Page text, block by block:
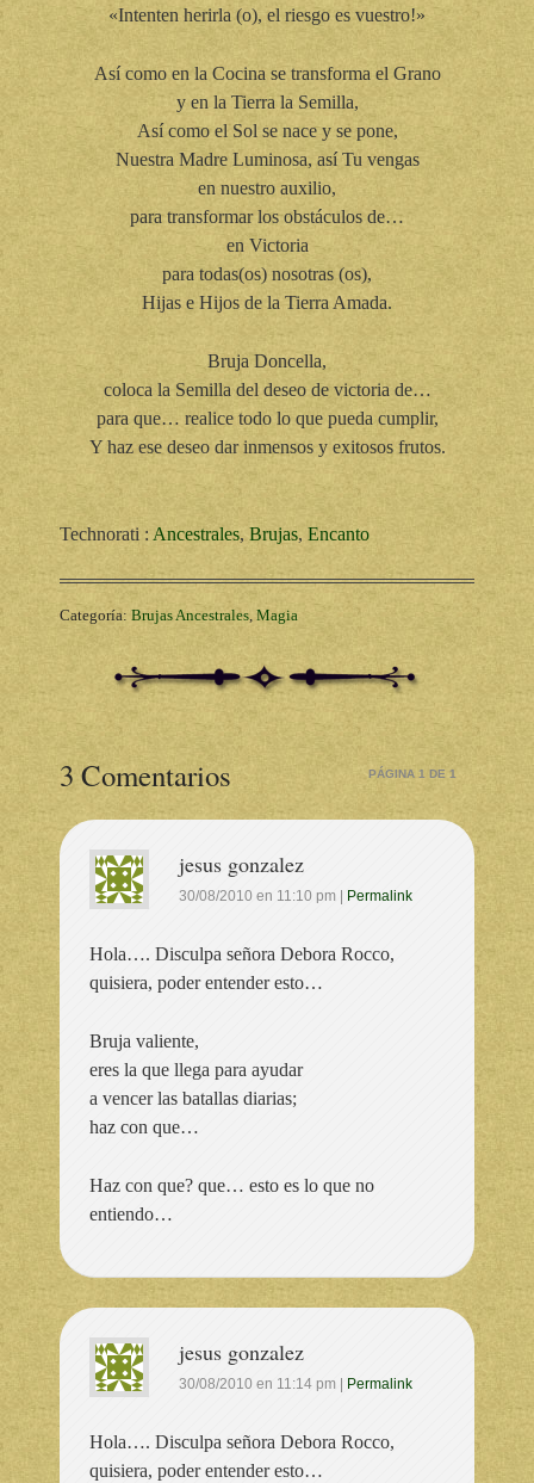
«Intenten herirla (o), el riesgo es vuestro!»
Así como en la Cocina se transforma el Grano
y en la Tierra la Semilla,
Así como el Sol se nace y se pone,
Nuestra Madre Luminosa, así Tu vengas
en nuestro auxilio,
para transformar los obstáculos de…
en Victoria
para todas(os) nosotras (os),
Hijas e Hijos de la Tierra Amada.
Bruja Doncella,
coloca la Semilla del deseo de victoria de…
para que… realice todo lo que pueda cumplir,
Y haz ese deseo dar inmensos y exitosos frutos.
Technorati : Ancestrales, Brujas, Encanto
Categoría: Brujas Ancestrales, Magia
3 Comentarios PÁGINA 1 DE 1
jesus gonzalez
30/08/2010 en 11:10 pm Permalink
Hola…. Disculpa señora Debora Rocco,
quisiera, poder entender esto…
Bruja valiente,
eres la que llega para ayudar
a vencer las batallas diarias;
haz con que…
Haz con que? que… esto es lo que no
entiendo…
jesus gonzalez
30/08/2010 en 11:14 pm Permalink
Hola…. Disculpa señora Debora Rocco,
quisiera, poder entender esto…